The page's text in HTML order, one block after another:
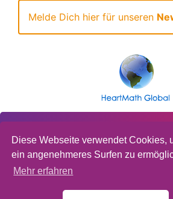
Diese Webseite verwendet Cookies,
ein angenehmeres Surfen zu
Mehr erfahren
Melde Dich hier für unseren
HeartMath Deutschland GmbH,
66129 Saarbrücken,
HeartMath Deutschland GmbH -